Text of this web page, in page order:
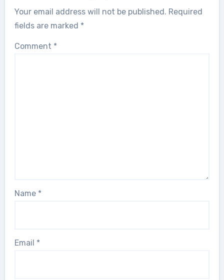
Your email address will not be published. Required
fields are marked *
Comment *
Name *
Email *